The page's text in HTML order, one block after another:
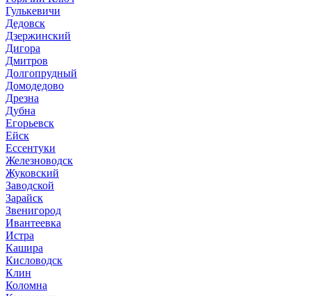
Гулькевичи
Дедовск
Дзержинский
Дигора
Дмитров
Долгопрудный
Домодедово
Дрезна
Дубна
Егорьевск
Ейск
Ессентуки
Железноводск
Жуковский
Заводской
Зарайск
Звенигород
Ивантеевка
Истра
Кашира
Кисловодск
Клин
Коломна